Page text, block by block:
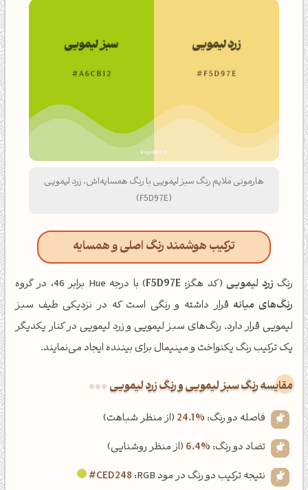
هارمونی ملایم رنگ سبز لیمویی با رنگ همسایه‌اش، زرد لیمویی
(F5D97E)
ترکیب هوشمند رنگ اصلی و همسایه
رنگ زرد لیمویی(کد هگز: F5D97E) با درجه Hue برابر 46، در گروه
رنگ‌های میانه قرار داشته و رنگی است که در نزدیکی طیف سبز
لیمویی قرار دارد. رنگ‌های سبز لیمویی و زرد لیمویی در کنار یکدیگر
یک ترکیب رنگ یکنواخت و مینیمال برای بیننده ایجاد می‌نمایند.
‌مقایسه رنگ سبز لیمویی و رنگ زرد لیمویی
فاصله دو رنگ: 24.1% (از منظر شباهت)
تضاد دو رنگ: 6.4% (از منظر روشنایی)
نتیجه ترکیب دو رنگ در مود RGB:
#CED248